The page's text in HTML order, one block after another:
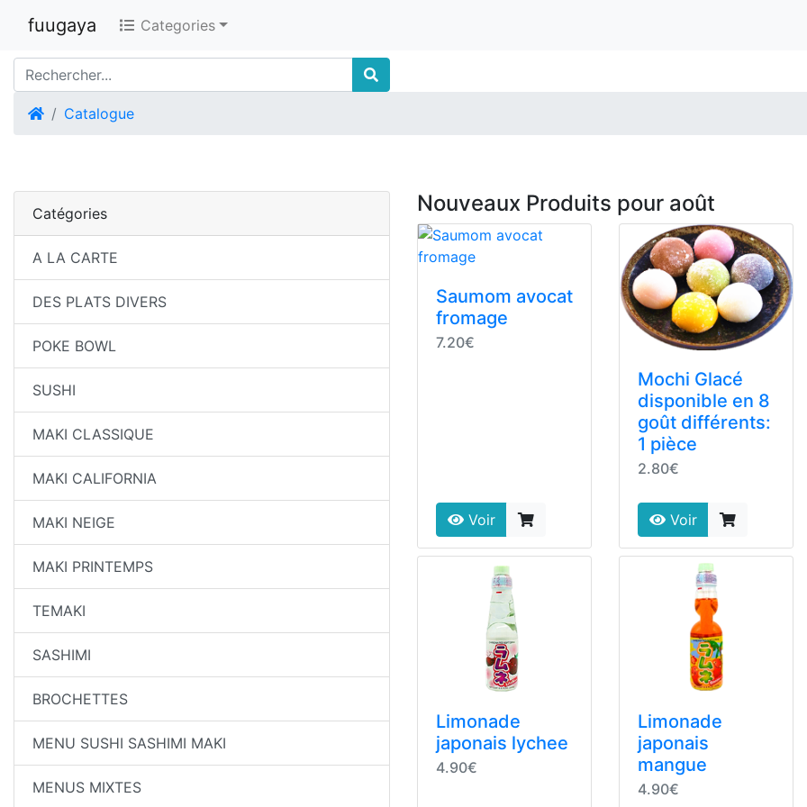
fuugaya Categories
Accueil
Catalogue
Nouveaux Produits pour août
Saumom avocat
fromage
7.20€
Voir
Mochi Glacé
disponible en 8
goût différents:
1 pièce
2.80€
Voir
Limonade
japonais lychee
4.90€
Limonade
japonais
mangue
4.90€
Catégories
A LA CARTE
DES PLATS DIVERS
POKE BOWL
SUSHI
MAKI CLASSIQUE
MAKI CALIFORNIA
MAKI NEIGE
MAKI PRINTEMPS
TEMAKI
SASHIMI
BROCHETTES
MENU SUSHI SASHIMI MAKI
MENUS MIXTES